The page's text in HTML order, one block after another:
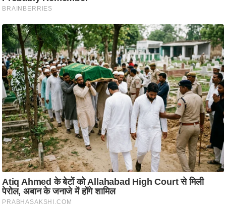
वि
श्ले
ष
ण
स
म
सा
म
यि
क
मा
तृ
भू
मि
स्तं